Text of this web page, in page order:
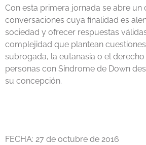
Con esta primera jornada se abre un
conversaciones cuya finalidad es
sociedad y ofrecer respuestas
complejidad que plantean
subrogada, la eutanasia o el derecho
personas con Síndrome de Down
su concepción.
FECHA: 27 de octubre de 2016